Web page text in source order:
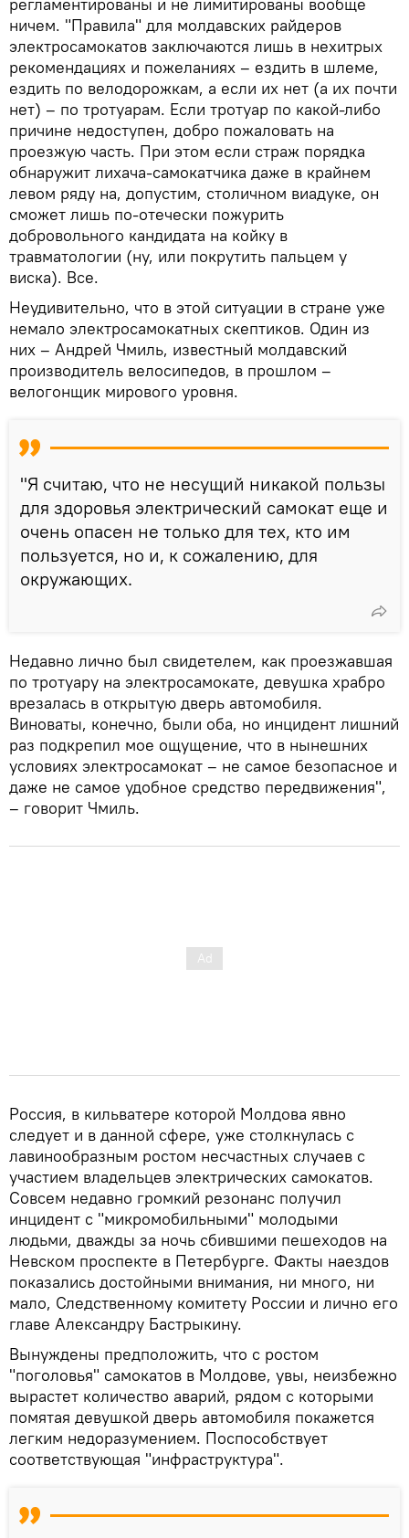
ничем. "Правила" для молдавских райдеров
электросамокатов заключаются лишь в нехитрых
рекомендациях и пожеланиях – ездить в шлеме,
ездить по велодорожкам, а если их нет (а их почти
нет) – по тротуарам. Если тротуар по какой-либо
причине недоступен, добро пожаловать на
проезжую часть. При этом если страж порядка
обнаружит лихача-самокатчика даже в крайнем
левом ряду на, допустим, столичном виадуке, он
сможет лишь по-отечески пожурить
добровольного кандидата на койку в
травматологии (ну, или покрутить пальцем у
виска). Все.
Неудивительно, что в этой ситуации в стране уже
немало электросамокатных скептиков. Один из
них – Андрей Чмиль, известный молдавский
производитель велосипедов, в прошлом –
велогонщик мирового уровня.
"Я считаю, что не несущий никакой пользы
для здоровья электрический самокат еще и
очень опасен не только для тех, кто им
пользуется, но и, к сожалению, для
окружающих.
Недавно лично был свидетелем, как проезжавшая
по тротуару на электросамокате, девушка храбро
врезалась в открытую дверь автомобиля.
Виноваты, конечно, были оба, но инцидент лишний
раз подкрепил мое ощущение, что в нынешних
условиях электросамокат – не самое безопасное и
даже не самое удобное средство передвижения",
– говорит Чмиль.
Россия, в кильватере которой Молдова явно
следует и в данной сфере, уже столкнулась с
лавинообразным ростом несчастных случаев с
участием владельцев электрических самокатов.
Совсем недавно громкий резонанс получил
инцидент с "микромобильными" молодыми
людьми, дважды за ночь сбившими пешеходов на
Невском проспекте в Петербурге. Факты наездов
показались достойными внимания, ни много, ни
мало, Следственному комитету России и лично его
главе Александру Бастрыкину.
Вынуждены предположить, что с ростом
"поголовья" самокатов в Молдове, увы, неизбежно
вырастет количество аварий, рядом с которыми
помятая девушкой дверь автомобиля покажется
легким недоразумением. Поспособствует
соответствующая "инфраструктура".